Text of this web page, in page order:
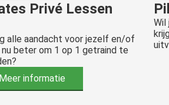
Privé Lessen
alle aandacht voor jezelf en/of
beter om 1 op 1 getraind te
Meer informatie
Wil